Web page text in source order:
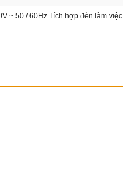
~ 50 / 60Hz Tích hợp đèn làm việc